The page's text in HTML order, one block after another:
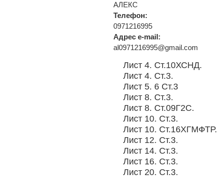
АЛЕКС
Телефон:
0971216995
Адрес e-mail:
al0971216995@gmail.com
Лист 4. Ст.10ХСНД.
Лист 4. Ст.3.
Лист 5. 6 Ст.3
Лист 8. Ст.3.
Лист 8. Ст.09Г2С.
Лист 10. Ст.3.
Лист 10. Ст.16ХГМФТР.
Лист 12. Ст.3.
Лист 14. Ст.3.
Лист 16. Ст.3.
Лист 20. Ст.3.